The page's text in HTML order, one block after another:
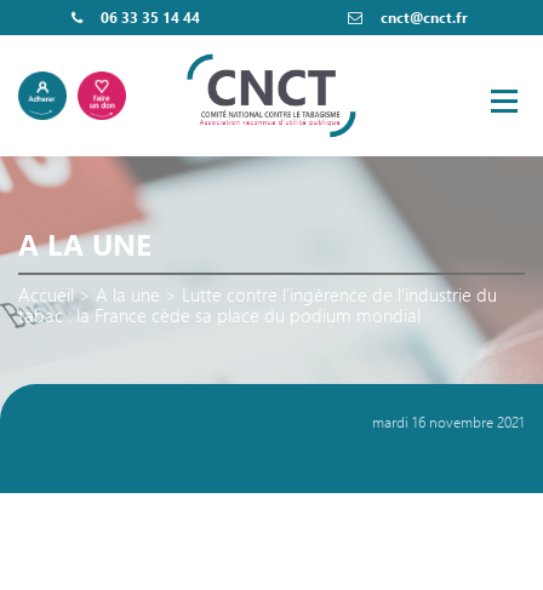
06 33 35 14 44 cnct@cnct.fr
A LA UNE
Accueil> A la une > Lutte contre l’ingérence de l’industrie du
tabac : la France cède sa place du podium mondial
mardi 16 novembre 2021